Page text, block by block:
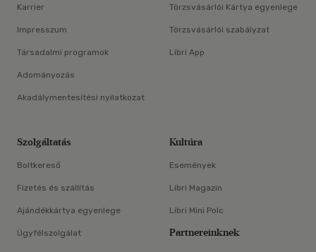
Karrier
Impresszum
Társadalmi programok
Adományozás
Akadálymentesítési nyilatkozat
Törzsvásárlói Kártya egyenlege
Törzsvásárlói szabályzat
Libri App
Szolgáltatás
Boltkereső
Fizetés és szállítás
Ajándékkártya egyenlege
Ügyfélszolgálat
Kultúra
Események
Libri Magazin
Libri Mini Polc
Partnereinknek